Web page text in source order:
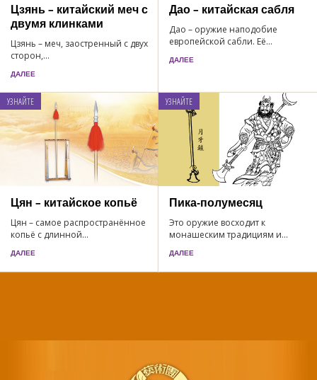
Цзянь – китайский меч с
двумя клинками
Цзянь – меч, заостренный с двух
сторон,...
ДАЛЕЕ
Дао – китайская сабля
Дао – оружие наподобие
европейской сабли. Её...
ДАЛЕЕ
УЗНАЙТЕ
Цян – китайское копьё
Цян – самое распространённое
копьё с длинной...
ДАЛЕЕ
УЗНАЙТЕ
Пика-полумесяц
Это оружие восходит к
монашеским традициям и...
ДАЛЕЕ